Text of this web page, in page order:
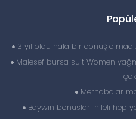
3 yıl oldu hala bir dönüş
Malesef bursa suit Women
Merhabalar
Baywin bonuslari hileli hep